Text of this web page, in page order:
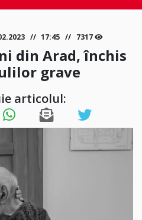
17:45 7317
din Arad, închis
grave
articolul: